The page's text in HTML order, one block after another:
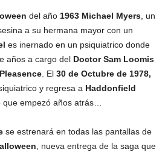
del año 1963 Michael Myers , un
a su hermana mayor con un
es inernado en un psiquiatrico donde
años a cargo del Doctor Sam Loomis
. El 30 de Octubre de 1978,
y regresa a Haddonfield
empezó años atrás…
se estrenará en todas las pantallas de
, nueva entrega de la saga que